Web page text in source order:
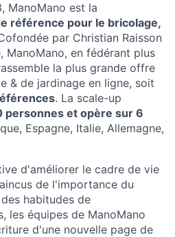
ManoMano est la
référence pour le bricolage,
par Christian Raisson
ManoMano, en fédérant plus
la plus grande offre
& de jardinage en ligne, soit
. La scale-up
personnes et opère sur 6
Espagne, Italie, Allemagne,
d'améliorer le cadre de vie
de l'importance du
habitudes de
les équipes de ManoMano
d'une nouvelle page de